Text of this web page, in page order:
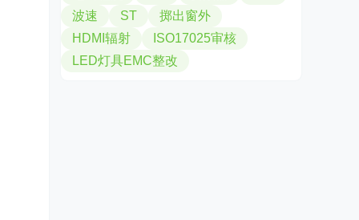
波速
ST
掷出窗外
HDMI辐射
ISO17025审核
LED灯具EMC整改